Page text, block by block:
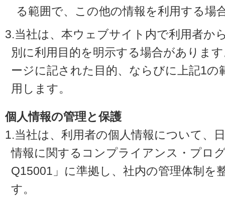
る範囲で、この他の情報を利用する場
3.当社は、本ウェブサイト内で利用者か
別に利用目的を明示する場合がありま
ージに記された目的、ならびに上記1の
用します。
個人情報の管理と保護
1.当社は、利用者の個人情報について、
情報に関するコンプライアンス・プロ
Q15001」に準拠し、社内の管理体制を
す。